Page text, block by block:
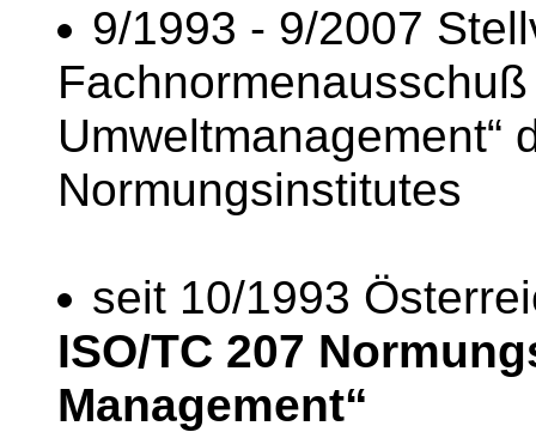
9/1993 - 9/2007
Umweltmanagement“
Normungsinstitutes
seit 10/1993
ISO/TC 207
Management“